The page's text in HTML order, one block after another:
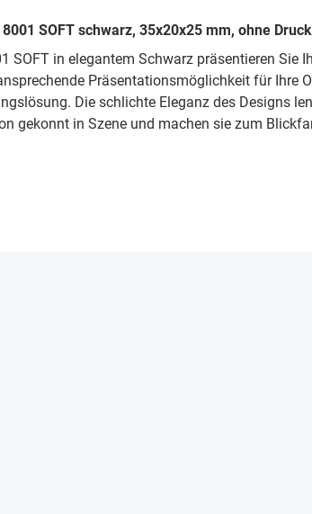
SOFT schwarz, 35x20x25 mm, ohne
SOFT in elegantem Schwarz präsentieren
Präsentationsmöglichkeit für Ihre
Die schlichte Eleganz des Designs
gekonnt in Szene und machen sie zum